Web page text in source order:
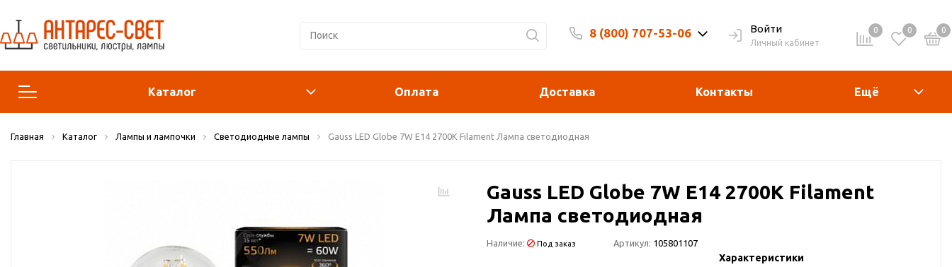
8 (800) 707-53-06 Войти
Личный кабинет
0 0 0
Каталог
Люстры и подвесы
Оплата Доставка Контакты Ещё
Главная Каталог Лампы и лампочки Светодиодные лампы Gauss LED Globe 7W E14 2700K Filament Лампа светодиодная
Gauss LED Globe 7W E14 2700K Filament
Лампа светодиодная
Наличие: Под заказ Артикул: 105801107
Характеристики